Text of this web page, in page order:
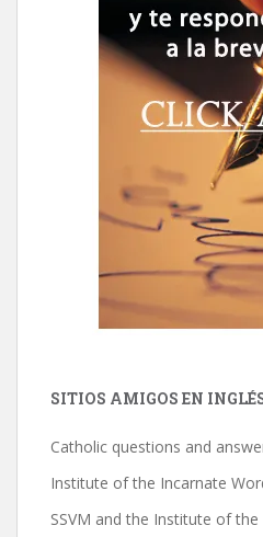
SITIOS AMIGOS EN
Catholic questions and
Institute of the Incarnate
SSVM and the Institute of